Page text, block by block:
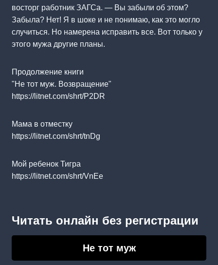
восторг работник ЗАГСа. — Вы забыли об этом?
Забыла? Нет! Я в шоке и не понимаю, как это могло
случиться. Но намерена исправить все. Вот только у
этого мужа другие планы.
Продолжение книги
"Не тот муж. Возвращение"
https://litnet.com/shrt/P2DR
Мама в отместку
https://litnet.com/shrt/tnDg
Мой ребенок Тигра
https://litnet.com/shrt/VnEe
Читать онлайн без регистрации
Не тот муж